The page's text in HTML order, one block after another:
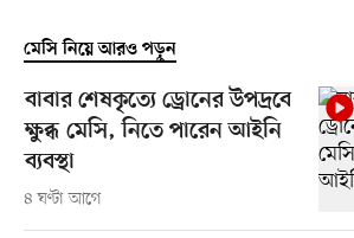
মেসি নিয়ে আরও পড়ুন
বাবার শেষকৃত্যে ড্রোনের উপদ্রবে
ক্ষুব্ধ মেসি, নিতে পারেন আইনি
ব্যবস্থা
৪ ঘণ্টা আগে